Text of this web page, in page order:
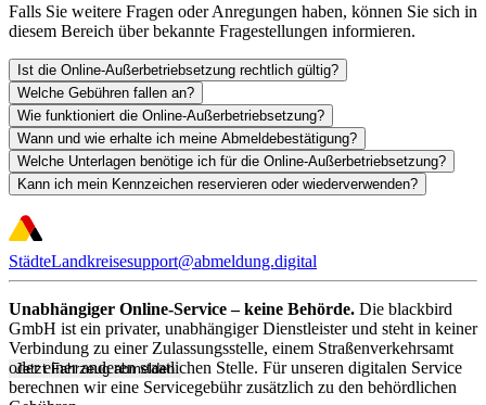
Falls Sie weitere Fragen oder Anregungen haben, können Sie sich in
diesem Bereich über bekannte Fragestellungen informieren.
Ist die Online-Außerbetriebsetzung rechtlich gültig?
Welche Gebühren fallen an?
Wie funktioniert die Online-Außerbetriebsetzung?
Wann und wie erhalte ich meine Abmeldebestätigung?
Welche Unterlagen benötige ich für die Online-Außerbetriebsetzung?
Kann ich mein Kennzeichen reservieren oder wiederverwenden?
Jetzt Fahrzeug abmelden
StädteLandkreisesupport@abmeldung.digital
Unabhängiger Online-Service – keine Behörde. Die blackbird
GmbH ist ein privater, unabhängiger Dienstleister und steht in keiner
Verbindung zu einer Zulassungsstelle, einem Straßenverkehrsamt
oder einer anderen staatlichen Stelle. Für unseren digitalen Service
berechnen wir eine Servicegebühr zusätzlich zu den behördlichen